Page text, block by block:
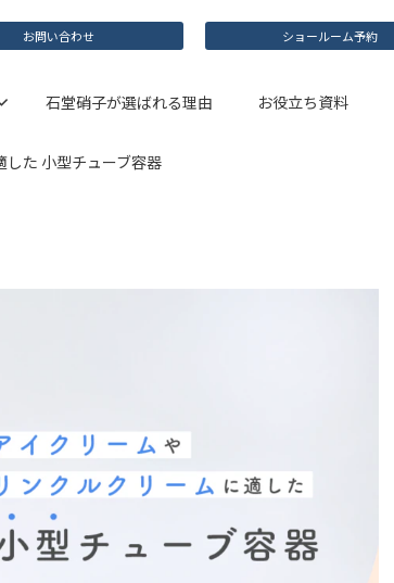
お問い合わせ ショールーム予約
石堂硝子が選ばれる理由 お役立ち資料
した 小型チューブ容器